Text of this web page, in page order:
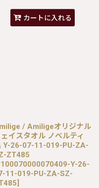
カートに入れる
/ Amiligeオリジナル
ェイスタオル ノベルティ
Y-26-07-11-019-PU-ZA-
ZT485
Y-26-
11-019-PU-ZA-SZ-
]